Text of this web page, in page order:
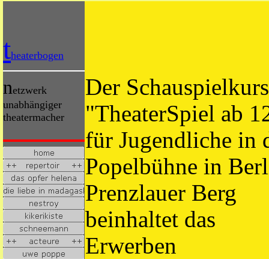
theaterbogen
netzwerk
unabhängiger
theatermacher
Der Schauspielkurs
"TheaterSpiel ab
für Jugendliche in
Popelbühne in
Prenzlauer Berg
beinhaltet das
Erwerben